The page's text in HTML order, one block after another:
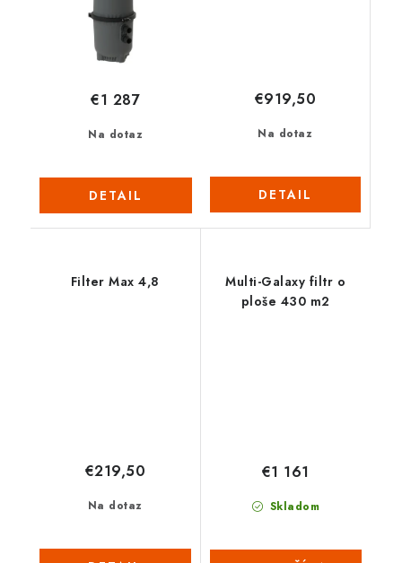
Na dotaz
€1 287
DETAIL
Na dotaz
€919,50
DETAIL
Filter Max 4,8
Na dotaz
€219,50
Multi-Galaxy filtr o
ploše 430 m2
Skladom
€1 161